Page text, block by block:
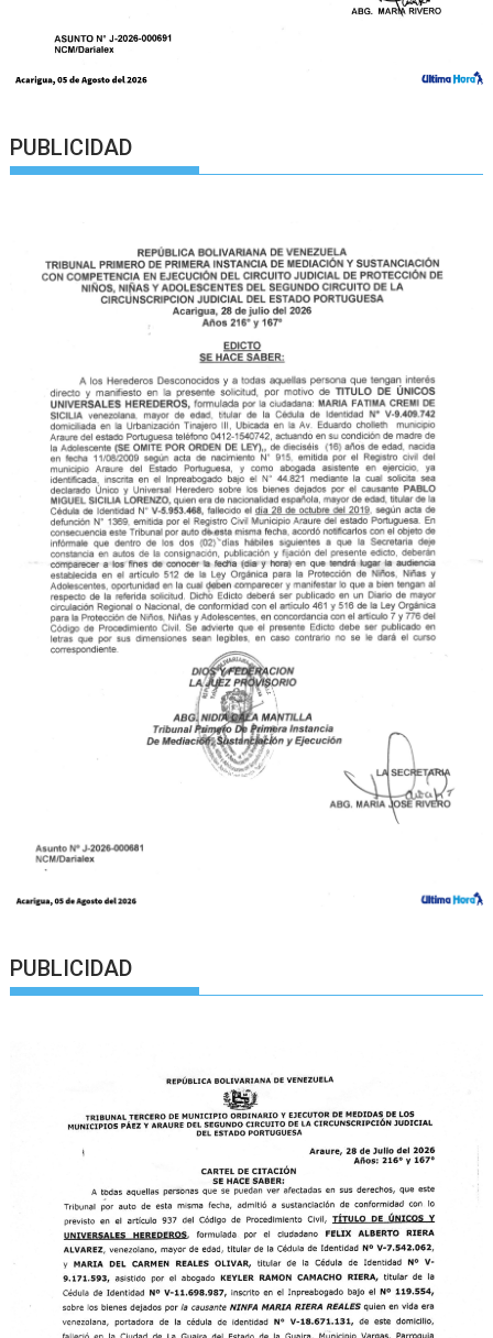
PUBLICIDAD
PUBLICIDAD